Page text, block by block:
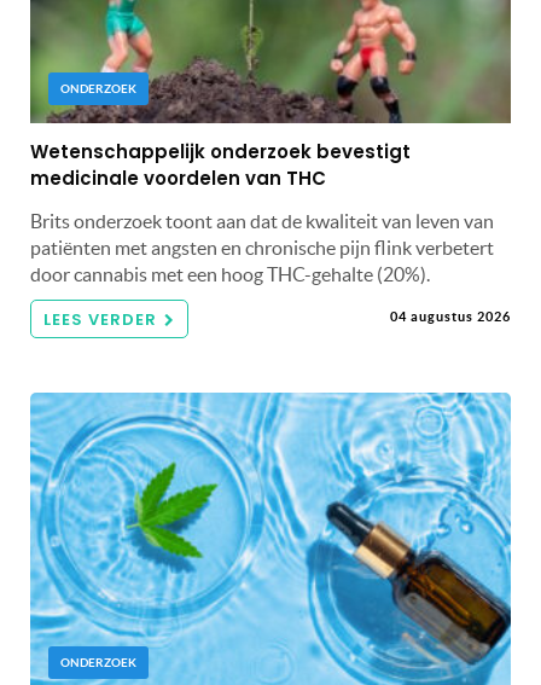
ONDERZOEK
Wetenschappelijk onderzoek bevestigt
medicinale voordelen van THC
Brits onderzoek toont aan dat de kwaliteit van leven van
patiënten met angsten en chronische pijn flink verbetert
door cannabis met een hoog THC-gehalte (20%).
LEES VERDER 04 augustus 2026
ONDERZOEK